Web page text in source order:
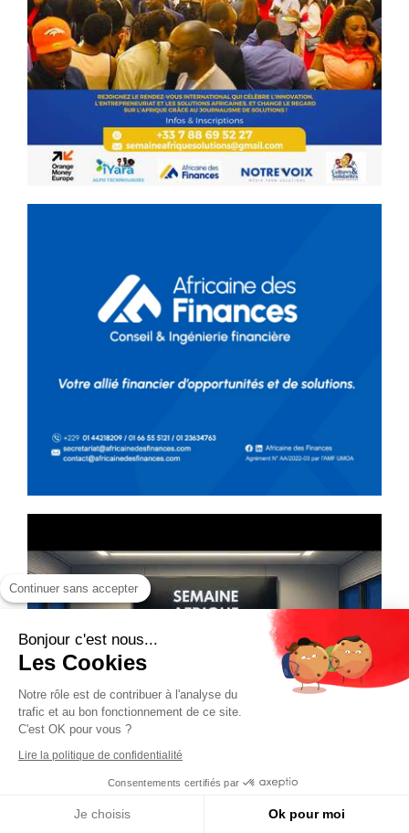
Continuer sans accepter
Bonjour c'est nous...
Les Cookies
Notre rôle est de contribuer à l'analyse du
trafic et au bon fonctionnement de ce site.
C'est OK pour vous ?
Lire la politique de confidentialité
Consentements certifiés par
Je choisis Ok pour moi